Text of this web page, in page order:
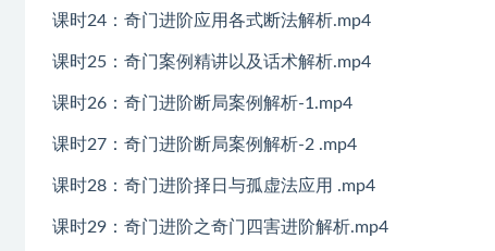
课时24：奇门进阶应用各式断法解析.mp4
课时25：奇门案例精讲以及话术解析.mp4
课时26：奇门进阶断局案例解析-1.mp4
课时27：奇门进阶断局案例解析-2 .mp4
课时28：奇门进阶择日与孤虚法应用 .mp4
课时29：奇门进阶之奇门四害进阶解析.mp4